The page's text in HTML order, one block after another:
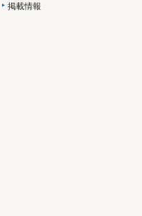
掲載情報